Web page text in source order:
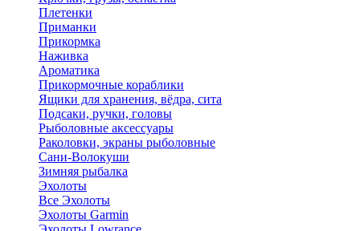
Плетенки
Приманки
Прикормка
Наживка
Ароматика
Прикормочные кораблики
Ящики для хранения, вёдра, сита
Подсаки, ручки, головы
Рыболовные аксессуары
Раколовки, экраны рыболовные
Сани-Волокуши
Зимняя рыбалка
Эхолоты
Все Эхолоты
Эхолоты Garmin